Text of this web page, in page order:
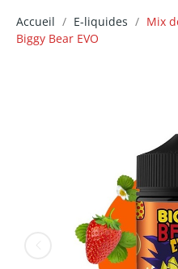
Accueil E-liquides
Mix
Biggy Bear EVO